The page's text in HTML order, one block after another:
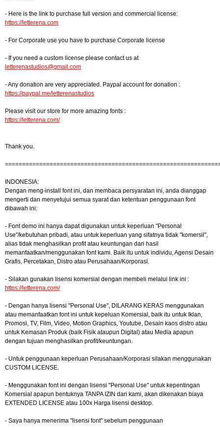
- Here is the link to purchase full version and commercial license:
https://letterena.com
- For Corporate use you have to purchase Corporate license
- If you need a custom license please contact us at
letterenastudios@gmail.com
- Any donation are very appreciated. Paypal account for donation :
https://paypal.me/letterenastudios
Please visit our store for more amazing fonts :
https://letterena.com/
Thank you.
INDONESIA:
Dengan meng-install font ini, dan membaca persyaratan ini, anda dianggap
mengerti dan menyetujui semua syarat dan ketentuan penggunaan font
dibawah ini:
- Font demo ini hanya dapat digunakan untuk keperluan "Personal
Use"/kebutuhan pribadi, atau untuk keperluan yang sifatnya tidak "komersil",
alias tidak menghasilkan profit atau keuntungan dari hasil
memanfaatkan/menggunakan font kami. Baik itu untuk individu, Agensi Desain
Grafis, Percetakan, Distro atau Perusahaan/Korporasi.
- Silakan gunakan lisensi komersial dengan membeli melalui link ini :
https://letterena.com/
- Dengan hanya lisensi "Personal Use", DILARANG KERAS menggunakan
atau memanfaatkan font ini untuk kepeluan Komersial, baik itu untuk Iklan,
Promosi, TV, Film, Video, Motion Graphics, Youtube, Desain kaos distro atau
untuk Kemasan Produk (baik Fisik ataupun Digital) atau Media apapun
dengan tujuan menghasilkan profit/keuntungan.
- Untuk penggunaan keperluan Perusahaan/Korporasi silakan menggunakan
CUSTOM LICENSE.
- Menggunakan font ini dengan lisensi "Personal Use" untuk kepentingan
Komersial apapun bentuknya TANPA IZIN dari kami, akan dikenakan biaya
EXTENDED LICENSE atau 100x Harga lisensi desktop.
- Saya hanya menerima "lisensi font" sebelum penggunaan